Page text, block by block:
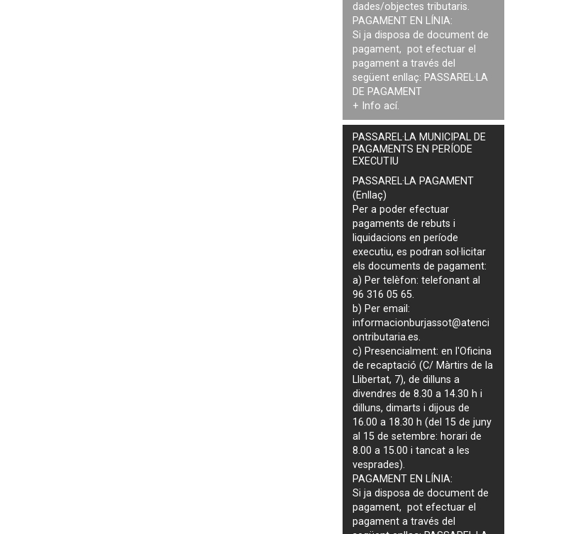
dades/objectes tributaris.
PAGAMENT EN LÍNIA:
Si ja disposa de document de
pagament, pot efectuar el
pagament a través del
següent enllaç: PASSAREL·LA
DE PAGAMENT
+ Info ací.
PASSAREL·LA MUNICIPAL DE
PAGAMENTS EN PERÍODE
EXECUTIU
PASSAREL·LA PAGAMENT
(Enllaç)
Per a poder efectuar
pagaments derebuts i
liquidacions en període
executiu, es podransol·licitar
els documents de pagament:
a) Per telèfon: telefonant al
96 316 05 65.
b) Per email:
informacionburjassot@atenci
ontributaria.es.
c) Presencialment: en l'Oficina
de recaptació (C/ Màrtirs de la
Llibertat, 7), de dilluns a
divendres de 8.30 a 14.30 h i
dilluns, dimarts i dijous de
16.00 a 18.30 h (del 15 de juny
al 15 de setembre: horari de
8.00 a 15.00 i tancat a les
vesprades).
PAGAMENT EN LÍNIA:
Si ja disposa de document de
pagament, pot efectuar el
pagament a través del